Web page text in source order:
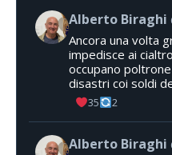
Alberto Biraghi
Ancora una volta
impedisce ai
occupano
disastri coi soldi
35 2
Alberto Biraghi